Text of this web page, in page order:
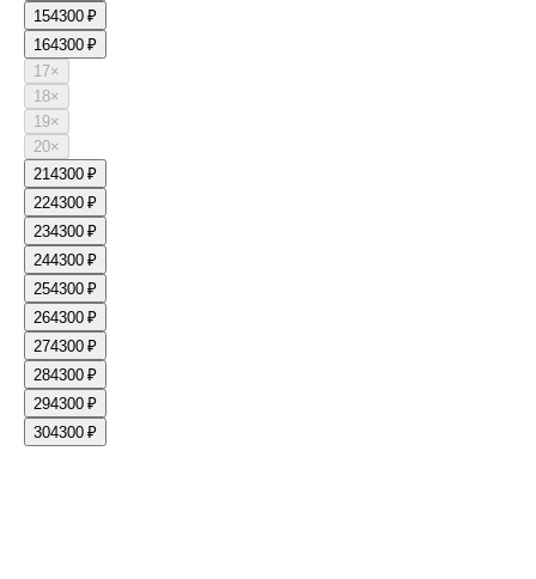
154300 ₽
164300 ₽
17×
18×
19×
20×
214300 ₽
224300 ₽
234300 ₽
244300 ₽
254300 ₽
264300 ₽
274300 ₽
284300 ₽
294300 ₽
304300 ₽